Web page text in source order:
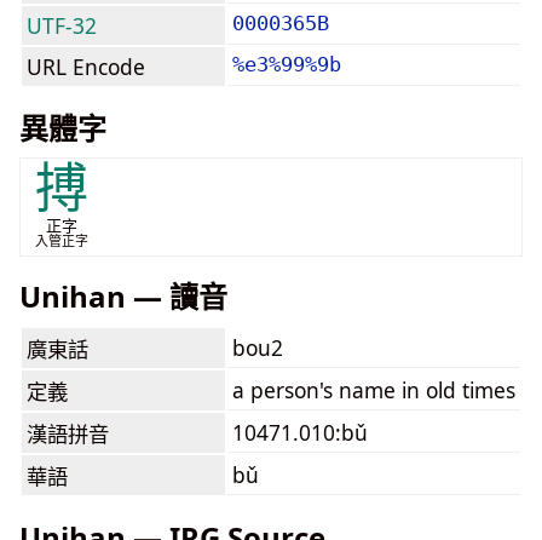
UTF-32 0000365B
URL Encode %e3%99%9b
異體字
搏
正字
入管正字
Unihan — 讀音
廣東話
bou2
定義
a person's name in old times
漢語拼音
10471.010:bǔ
華語
bǔ